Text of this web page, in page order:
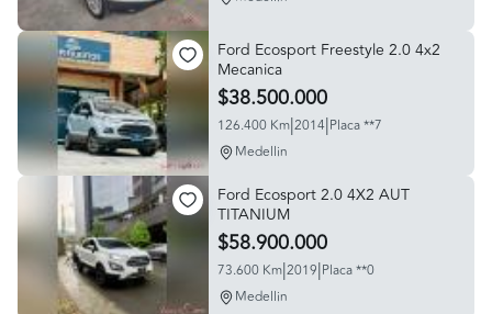
Ford Ecosport Freestyle 2.0 4x2
Mecanica
$38.500.000
126.400 Km|2014|Placa **7
Medellin
Ford Ecosport 2.0 4X2 AUT
TITANIUM
$58.900.000
73.600 Km|2019|Placa **0
Medellin